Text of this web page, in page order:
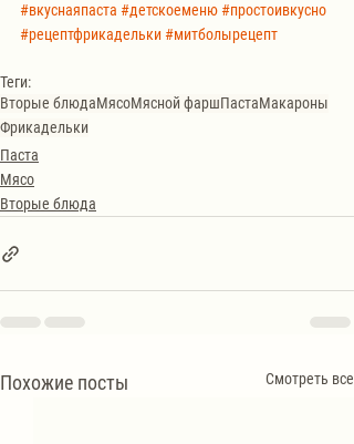
#вкуснаяпаста #детскоеменю#простоивкусно
#рецептфрикадельки#митболырецепт
Теги:
Вторые блюдаМясоМясной фаршПастаМакароны
Фрикадельки
Паста
Мясо
Вторые блюда
Похожие посты Смотреть все